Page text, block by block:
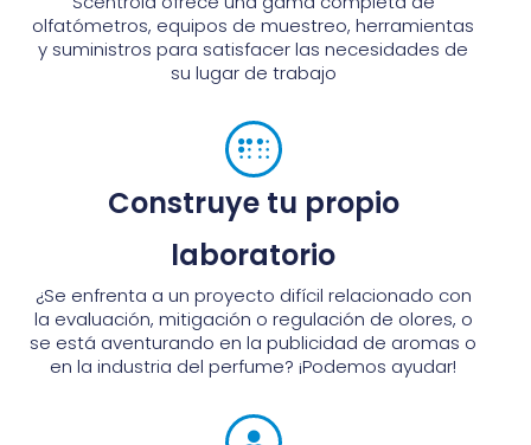
olfatómetros, equipos de muestreo, herramientas
y suministros para satisfacer las necesidades de
su lugar de trabajo
Construye tu propio
laboratorio
¿Se enfrenta a un proyecto difícil relacionado con
la evaluación, mitigación o regulación de olores, o
se está aventurando en la publicidad de aromas o
en la industria del perfume? ¡Podemos ayudar!